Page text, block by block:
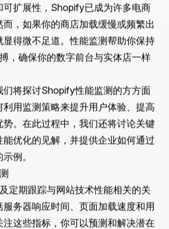
验
实践
商店，却发现过道凌乱，结账过程
太久。就像实体店需要井然有序和
须确保无缝体验，以将访客转化为
性能监测发挥关键作用的地方。
可扩展性，Shopify已成为许多电商
，如果你的商店加载缓慢或频繁出
显得微不足道。性能监测帮助你保持